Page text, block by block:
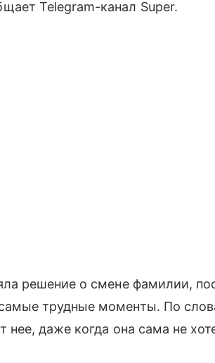
Telegram-канал Super.
решение о смене фамилии,
трудные моменты. По
нее, даже когда она сама не